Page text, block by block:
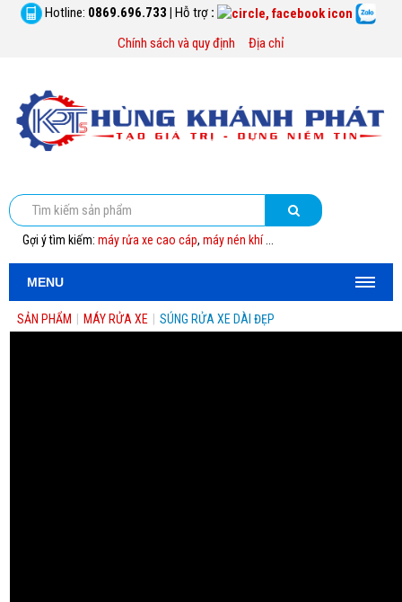
Hotline: 0869.696.733 | Hỗ trợ :
Chính sách và quy định
Địa chỉ
Gợi ý tìm kiếm: máy rửa xe cao cáp, máy nén khí...
MENU
SẢN PHẨM MÁY RỬA XE SÚNG RỬA XE DÀI ĐẸP